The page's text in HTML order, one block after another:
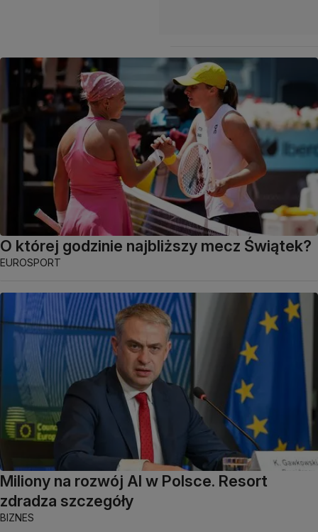
O której godzinie najbliższy mecz Świątek?
EUROSPORT
Miliony na rozwój AI w Polsce. Resort
zdradza szczegóły
BIZNES